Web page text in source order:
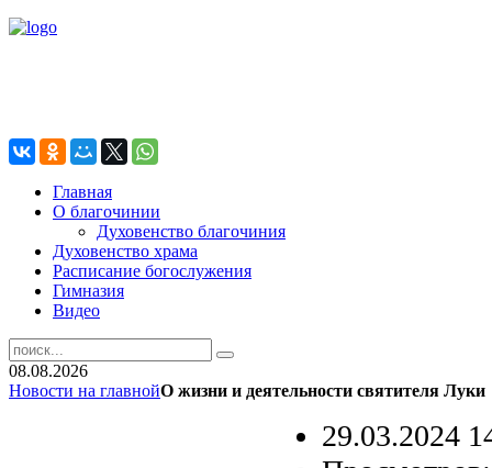
Главная
О благочинии
Духовенство благочиния
Духовенство храма
Расписание богослужения
Гимназия
Видео
08.08.2026
Новости на главнойО жизни и деятельности святителя Луки
29.03.2024